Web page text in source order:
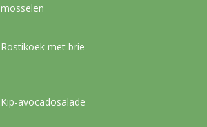
mosselen
Rostikoek met brie
Kip-avocadosalade